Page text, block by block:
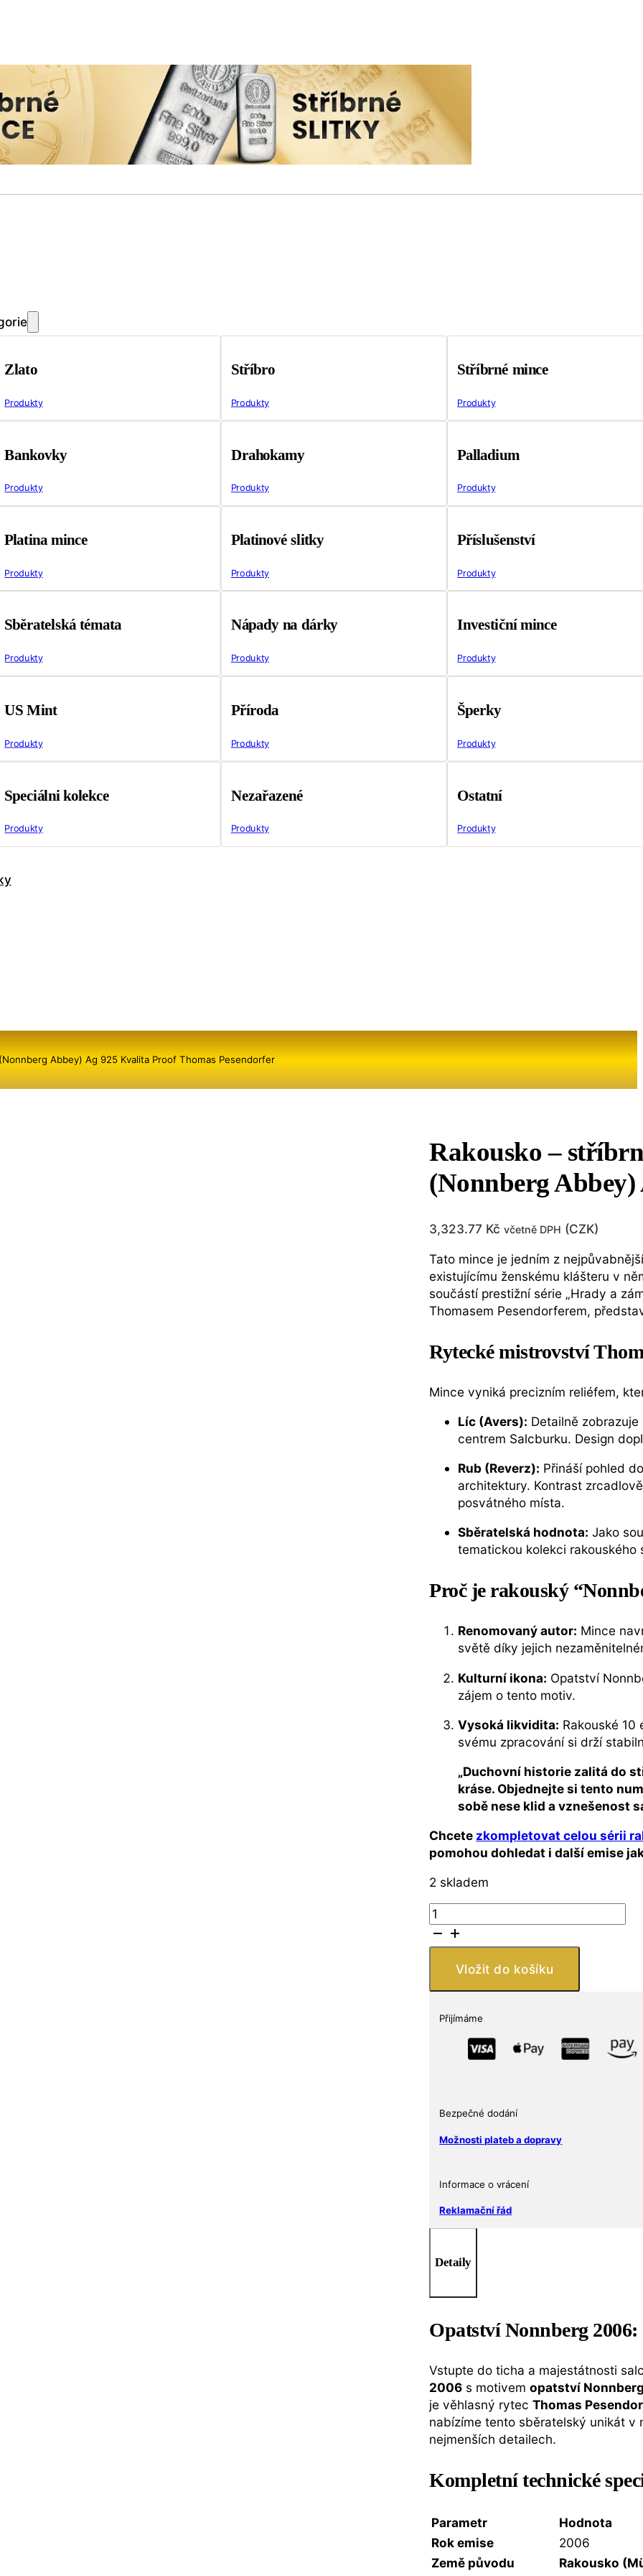
Zlato
Produkty
Stříbro
Produkty
Stříbrné mince
Produkty
Bankovky
Produkty
Drahokamy
Produkty
Palladium
Produkty
Platina mince
Produkty
Platinové slitky
Produkty
Příslušenství
Produkty
Sběratelská témata
Produkty
Nápady na dárky
Produkty
Investiční mince
Produkty
US Mint
Produkty
Příroda
Produkty
Šperky
Produkty
Speciálni kolekce
Produkty
Nezařazené
Produkty
Ostatní
Produkty
Abbey) Ag 925 Kvalita Proof Thomas Pesendorfer
Rakousko –
(Nonnberg
3,323.77 Kč včetně DPH (CZK)
Tato mince je jedním z
existujícímu ženskému klášteru v
součástí prestižní série „Hrady a
Thomasem Pesendorferem,
Rytecké mistrovství
Mince vyniká precizním reliéfem,
Líc (Avers): Detailně
centrem Salcburku. Design
Rub (Reverz): Přináší pohled
architektury. Kontrast
posvátného místa.
Sběratelská hodnota: Jako
tematickou kolekci rakouského
Proč je rakouský
Renomovaný autor: Mince
světě díky jejich
Kulturní ikona: Opatství
zájem o tento motiv.
Vysoká likvidita: Rakouské
svému zpracování si drží
„Duchovní historie zalitá do
kráse. Objednejte si tento
sobě nese klid a vznešenost
Chcete zkompletovat celou sérii
pomohou dohledat i další emise
2 skladem
Rakousko
–
stříbrná
mince
2006
Nonnberg
925
Kvalita
Pesendorfer
množství
Vložit do košíku
Přijímáme
Bezpečné dodání
Možnosti plateb a dopravy
Informace o vrácení
Reklamační řád
Detaily
Opatství Nonnberg
Vstupte do ticha a majestátnosti
2006 s motivemopatství
je věhlasný rytecThomas
nabízíme tento sběratelský unikát
nejmenších detailech.
Kompletní technické
Parametr
Hodnota
Rok emise
2006
Země původu
Rakousko